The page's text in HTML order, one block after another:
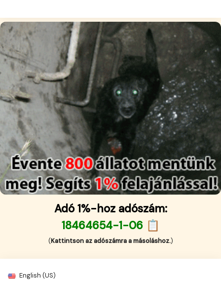
Adó 1%-hoz adószám:
18464654-1-06 📋
(Kattintson az adószámra a másoláshoz.)
English (US)